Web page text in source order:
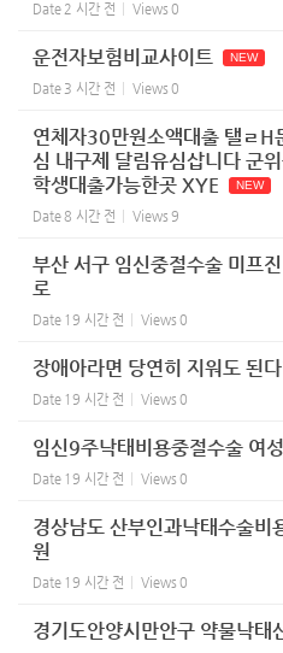
Date 2 시간 전 Views 0
운전자보험비교사이트 NEW
Date 3 시간 전 Views 0
연체자30만원소액대출 탤ㄹ
심 내구제 달림유심삽니다 군
학생대출가능한곳 XYE
NEW
Date8 시간 전 Views 9
부산 서구 임신중절수술 미프
로
Date 19 시간 전 Views 0
장애아라면 당연히 지워도 된
Date 19 시간 전 Views 0
임신9주낙태비용중절수술 여
Date 19 시간 전 Views 0
경상남도 산부인과낙태수술비
원
Date 19 시간 전 Views 0
경기도안양시만안구 약물낙태